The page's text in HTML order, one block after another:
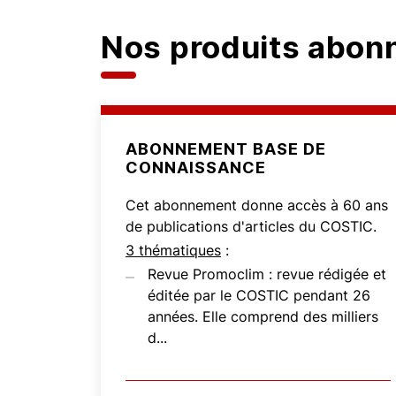
Nos produits
ABONNEMENT BASE DE
CONNAISSANCE
Cet abonnement donne accès à 60 ans
de publications d'articles du COSTIC.
3 thématiques :
Revue Promoclim : revue rédigée et
éditée par le COSTIC pendant 26
années. Elle comprend des milliers
d...